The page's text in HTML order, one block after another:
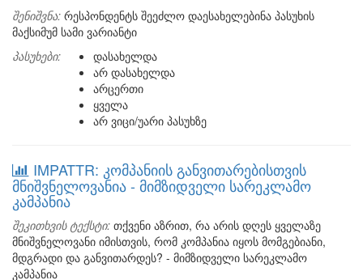
შენიშვნა: რესპონდენტს შეეძლო დაესახელებინა პასუხის
მაქსიმუმ სამი ვარიანტი
პასუხები:
დასახელდა
არ დასახელდა
არცერთი
ყველა
არ ვიცი/უარი პასუხზე
IMPATTR: კომპანიის განვითარებისთვის
მნიშვნელოვანია - მიმზიდველი სარეკლამო
კამპანია
შეკითხვის ტექსტი: თქვენი აზრით, რა არის დღეს ყველაზე
მნიშვნელოვანი იმისთვის, რომ კომპანია იყოს მომგებიანი,
მდგრადი და განვითარდეს? - მიმზიდველი სარეკლამო
კამპანია